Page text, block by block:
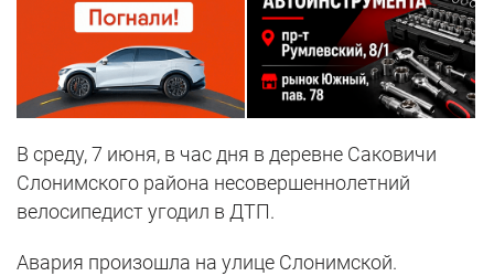
В среду, 7 июня, в час дня в деревне Саковичи
Слонимского района несовершеннолетний
велосипедист угодил в ДТП.
Авария произошла на улице Слонимской.